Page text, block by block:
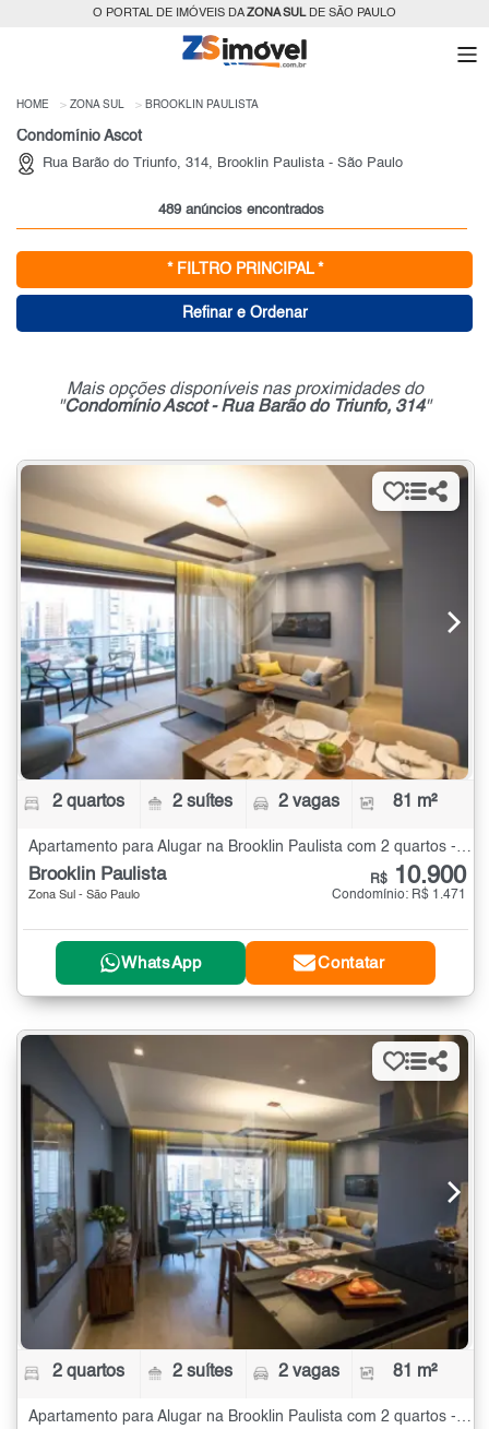
O PORTAL DE IMÓVEIS DAZONA SULDE SÃO PAULO
HOME ZONA SUL BROOKLIN PAULISTA
Condomínio Ascot
Rua Barão do Triunfo, 314, Brooklin Paulista - São Paulo
489 anúncios encontrados
* FILTRO PRINCIPAL *
Refinar e Ordenar
Mais opções disponíveis nas proximidades do
"Condomínio Ascot - Rua Barão do Triunfo, 314"
2 quartos 2 suítes 2 vagas 81 m²
Apartamento para Alugar na Brooklin Paulista com 2 quartos - 81 m²
Brooklin Paulista
Zona Sul - São Paulo
R$ 10.900
Condomínio: R$ 1.471
WhatsApp Contatar
2 quartos 2 suítes 2 vagas 81 m²
Apartamento para Alugar na Brooklin Paulista com 2 quartos - 81 m²